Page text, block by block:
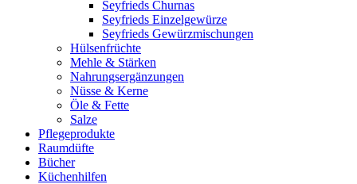
Seyfrieds Churnas
Seyfrieds Einzelgewürze
Seyfrieds Gewürzmischungen
Hülsenfrüchte
Mehle & Stärken
Nahrungsergänzungen
Nüsse & Kerne
Öle & Fette
Salze
Pflegeprodukte
Raumdüfte
Bücher
Küchenhilfen